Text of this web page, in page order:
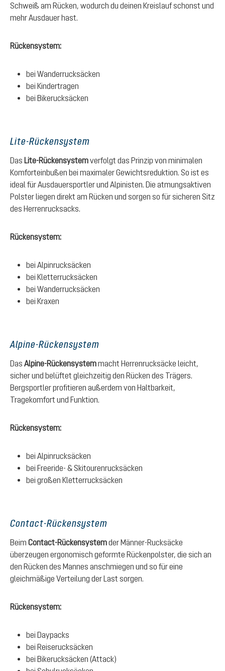
Schweiß am Rücken, wodurch du deinen Kreislauf schonst und
mehr Ausdauer hast.
Rückensystem:
bei Wanderrucksäcken
bei Kindertragen
bei Bikerucksäcken
Lite-Rückensystem
Das Lite-Rückensystemverfolgt das Prinzip von minimalen
Komforteinbußen bei maximaler Gewichtsreduktion. So ist es
ideal für Ausdauersportler und Alpinisten. Die atmungsaktiven
Polster liegen direkt am Rücken und sorgen so für sicheren Sitz
des Herrenrucksacks.
Rückensystem:
bei Alpinrucksäcken
bei Kletterrucksäcken
bei Wanderrucksäcken
bei Kraxen
Alpine-Rückensystem
Das Alpine-Rückensystemmacht Herrenrucksäcke leicht,
sicher und belüftet gleichzeitig den Rücken des Trägers.
Bergsportler profitieren außerdem von Haltbarkeit,
Tragekomfort und Funktion.
Rückensystem:
bei Alpinrucksäcken
bei Freeride- & Skitourenrucksäcken
bei großen Kletterrucksäcken
Contact-Rückensystem
Beim Contact-Rückensystemder Männer-Rucksäcke
überzeugen ergonomisch geformte Rückenpolster, die sich an
den Rücken des Mannes anschmiegen und so für eine
gleichmäßige Verteilung der Last sorgen.
Rückensystem:
bei Daypacks
bei Reiserucksäcken
bei Bikerucksäcken (Attack)